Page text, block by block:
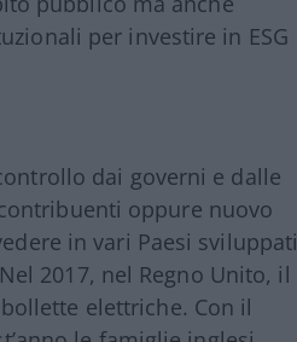
per investire in ESG
dai governi e dalle
oppure nuovo
in vari Paesi sviluppati
2017, nel Regno Unito, il
elettriche. Con il